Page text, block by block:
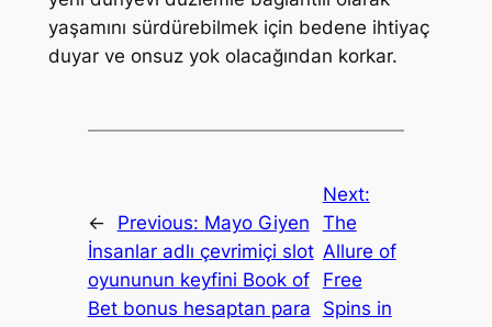
yaşamını sürdürebilmek için bedene ihtiyaç
duyar ve onsuz yok olacağından korkar.
← Previous: Mayo Giyen
İnsanlar adlı çevrimiçi slot
oyununun keyfini Book of
Bet bonus hesaptan para
Next:
The
Allure of
Free
Spins in